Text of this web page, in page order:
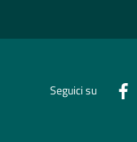
Seguici su